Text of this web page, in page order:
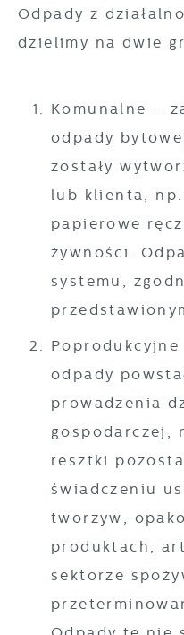
Odpady z
dzielimy na dwie
Komunalne –
odpady
zostały
lub klienta,
papierowe
żywności.
systemu,
Poprodukcyjne
odpady
prowadzenia
gospodarczej,
resztki
świadczeniu
tworzyw,
produktach,
sektorze